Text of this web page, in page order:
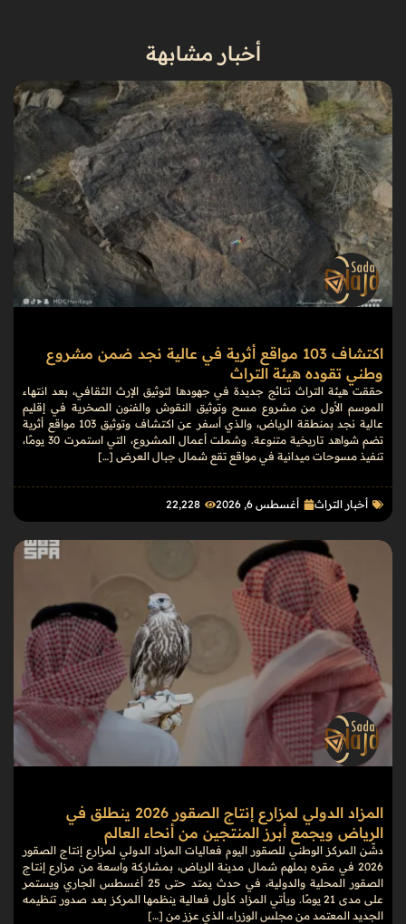
أخبار مشابهة
اكتشاف 103 مواقع أثرية في عالية نجد ضمن مشروع
وطني تقوده هيئة التراث
حققت هيئة التراث نتائج جديدة في جهودها لتوثيق الإرث الثقافي، بعد انتهاء
الموسم الأول من مشروع مسح وتوثيق النقوش والفنون الصخرية في إقليم
عالية نجد بمنطقة الرياض، والذي أسفر عن اكتشاف وتوثيق 103 مواقع أثرية
تضم شواهد تاريخية متنوعة. وشملت أعمال المشروع، التي استمرت 30 يومًا،
تنفيذ مسوحات ميدانية في مواقع تقع شمال جبال العرض […]
أخبار التراث أغسطس 6, 2026 22٬228
المزاد الدولي لمزارع إنتاج الصقور 2026 ينطلق في
الرياض ويجمع أبرز المنتجين من أنحاء العالم
دشّن المركز الوطني للصقور اليوم فعاليات المزاد الدولي لمزارع إنتاج الصقور
2026 في مقره بملهم شمال مدينة الرياض، بمشاركة واسعة من مزارع إنتاج
الصقور المحلية والدولية، في حدث يمتد حتى 25 أغسطس الجاري ويستمر
على مدى 21 يومًا. ويأتي المزاد كأول فعالية ينظمها المركز بعد صدور تنظيمه
الجديد المعتمد من مجلس الوزراء، الذي عزز من […]